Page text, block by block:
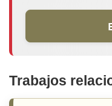
Trabajos